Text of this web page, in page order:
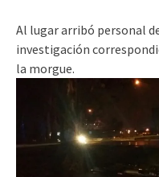
Al lugar arribó personal
investigación
la morgue.